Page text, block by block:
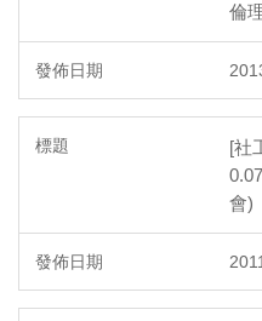
倫
[社
會)